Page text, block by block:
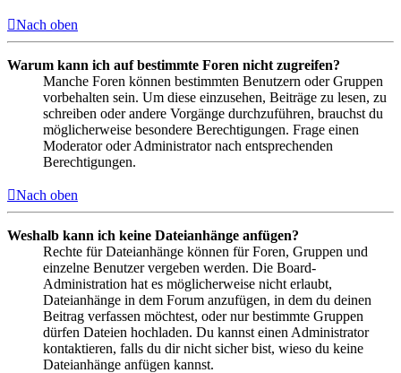
Nach oben
Warum kann ich auf bestimmte Foren nicht zugreifen?
Manche Foren können bestimmten Benutzern oder Gruppen
vorbehalten sein. Um diese einzusehen, Beiträge zu lesen, zu
schreiben oder andere Vorgänge durchzuführen, brauchst du
möglicherweise besondere Berechtigungen. Frage einen
Moderator oder Administrator nach entsprechenden
Berechtigungen.
Nach oben
Weshalb kann ich keine Dateianhänge anfügen?
Rechte für Dateianhänge können für Foren, Gruppen und
einzelne Benutzer vergeben werden. Die Board-
Administration hat es möglicherweise nicht erlaubt,
Dateianhänge in dem Forum anzufügen, in dem du deinen
Beitrag verfassen möchtest, oder nur bestimmte Gruppen
dürfen Dateien hochladen. Du kannst einen Administrator
kontaktieren, falls du dir nicht sicher bist, wieso du keine
Dateianhänge anfügen kannst.